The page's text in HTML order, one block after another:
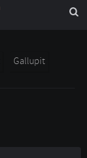
Gallupit